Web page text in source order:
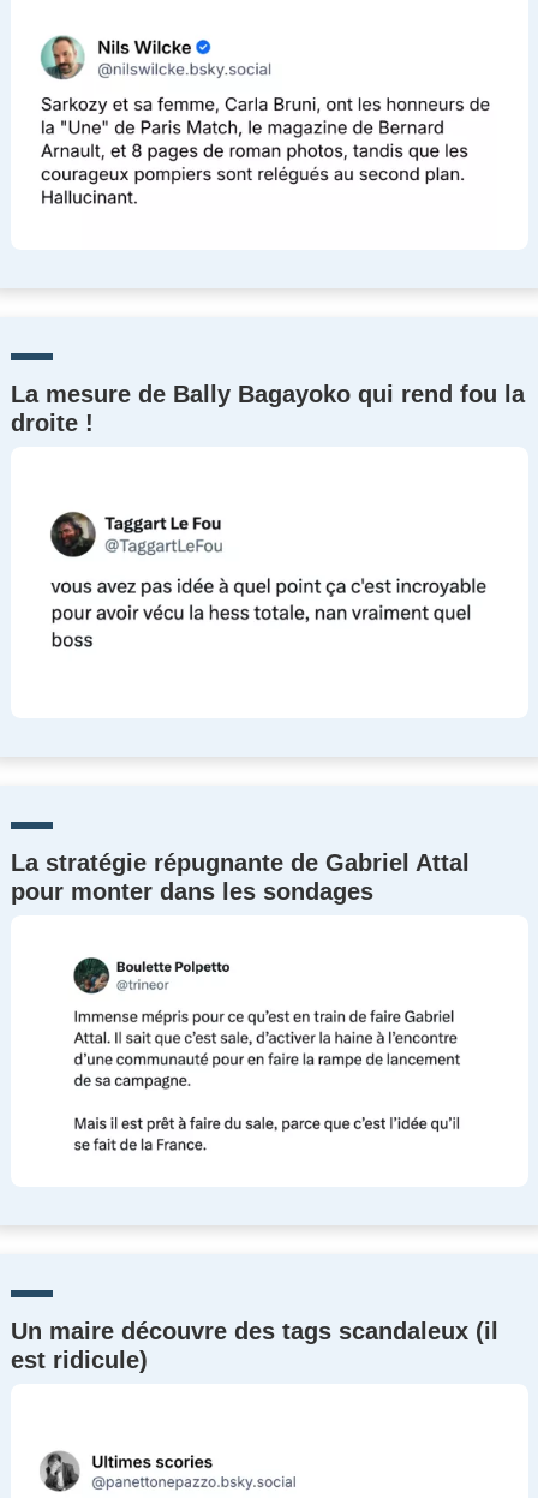
La mesure de Bally Bagayoko qui rend fou la
droite !
La stratégie répugnante de Gabriel Attal
pour monter dans les sondages
Un maire découvre des tags scandaleux (il
est ridicule)